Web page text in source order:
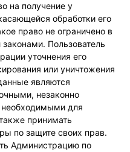
на получение у
обработки его
право не ограничено в
Пользователь
уточнения его
или уничтожения
являются
незаконно
необходимыми для
принимать
по защите своих прав.
Администрацию по